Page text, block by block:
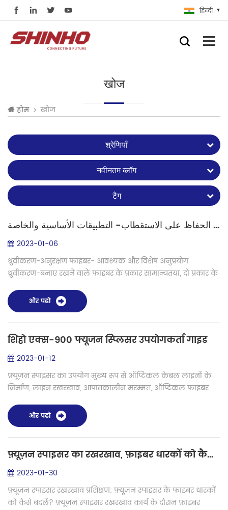
हिन्दी
खोज
होम खोज
श्रेणियाँ
नवीनतम ब्लॉग
टैग
ألياف الحفاظ على الاستقطاب- التطبيقات الأساسية والخاصة
2023-01-06
ध्रुवीकरण-अनुरक्षण फाइबर- आवश्यक और विशेष अनुप्रयोग
ध्रुवीकरण-बनाए रखने वाले फाइबर के प्रकार सामान्यतया, दो प्रकार के
होते हैं। हालांकि, वे ज...
और पढो
शिंहो एक्स-900 फ्यूजन स्प्लिसर उपयोगकर्ता गाइड
2023-01-12
फ़्यूज़न स्पाइसर का उपयोग मुख्य रूप से ऑप्टिकल केबल लाइनों के
निर्माण, लाइन रखरखाव, आपातकालीन मरम्मत, ऑप्टिकल फाइबर
कंपनियों और उद्यमों और सं...
और पढो
फ़्यूज़न स्पाइसर का रखरखाव, फ़ाइबर धारकों को कैसे बदला जाए
2023-01-30
फ़्यूज़न स्पाइसर रखरखाव प्रशिक्षण: फ़्यूज़न स्पाइसर के फाइबर धारकों
को कैसे बदलें? फ़्यूज़न स्पाइसर रखरखाव कार्य के दौरान फ़ाइबर